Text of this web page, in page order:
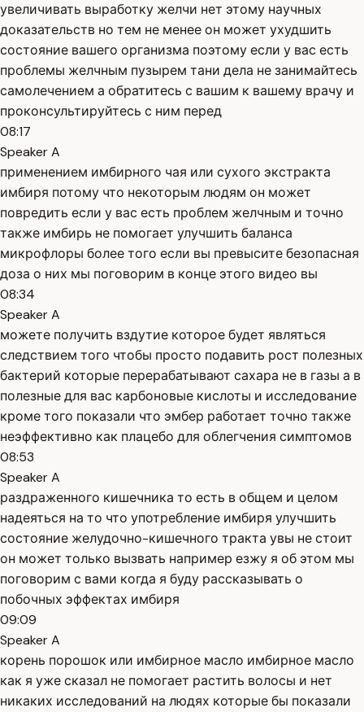
увеличивать выработку желчи нет этому научных
доказательств но тем не менее он может ухудшить
состояние вашего организма поэтому если у вас есть
проблемы желчным пузырем тани дела не занимайтесь
самолечением а обратитесь с вашим к вашему врачу и
проконсультируйтесь с ним перед
08:17
Speaker A
применением имбирного чая или сухого экстракта
имбиря потому что некоторым людям он может
повредить если у вас есть проблем желчным и точно
также имбирь не помогает улучшить баланса
микрофлоры более того если вы превысите безопасная
доза о них мы поговорим в конце этого видео вы
08:34
Speaker A
можете получить вздутие которое будет являться
следствием того чтобы просто подавить рост полезных
бактерий которые перерабатывают сахара не в газы а в
полезные для вас карбоновые кислоты и исследование
кроме того показали что эмбер работает точно также
неэффективно как плацебо для облегчения симптомов
08:53
Speaker A
раздраженного кишечника то есть в общем и целом
надеяться на то что употребление имбиря улучшить
состояние желудочно-кишечного тракта увы не стоит
он может только вызвать например езжу я об этом мы
поговорим с вами когда я буду рассказывать о
побочных эффектах имбиря
09:09
Speaker A
корень порошок или имбирное масло имбирное масло
как я уже сказал не помогает растить волосы и нет
никаких исследований на людях которые бы показали